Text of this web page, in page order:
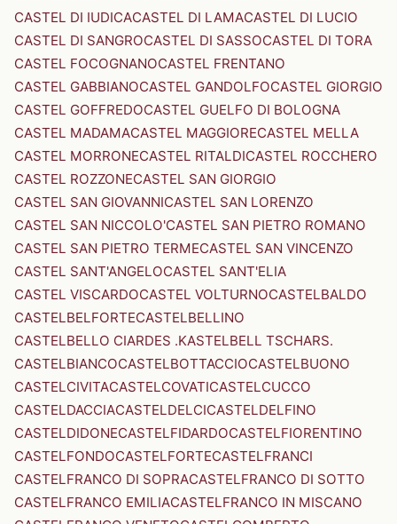
CASTEL DI IUDICACASTEL DI LAMACASTEL DI LUCIO
CASTEL DI SANGROCASTEL DI SASSOCASTEL DI TORA
CASTEL FOCOGNANOCASTEL FRENTANO
CASTEL GABBIANOCASTEL GANDOLFOCASTEL GIORGIO
CASTEL GOFFREDOCASTEL GUELFO DI BOLOGNA
CASTEL MADAMACASTEL MAGGIORECASTEL MELLA
CASTEL MORRONECASTEL RITALDICASTEL ROCCHERO
CASTEL ROZZONECASTEL SAN GIORGIO
CASTEL SAN GIOVANNICASTEL SAN LORENZO
CASTEL SAN NICCOLO'CASTEL SAN PIETRO ROMANO
CASTEL SAN PIETRO TERMECASTEL SAN VINCENZO
CASTEL SANT'ANGELOCASTEL SANT'ELIA
CASTEL VISCARDOCASTEL VOLTURNOCASTELBALDO
CASTELBELFORTECASTELBELLINO
CASTELBELLO CIARDES .KASTELBELL TSCHARS.
CASTELBIANCOCASTELBOTTACCIOCASTELBUONO
CASTELCIVITACASTELCOVATICASTELCUCCO
CASTELDACCIACASTELDELCICASTELDELFINO
CASTELDIDONECASTELFIDARDOCASTELFIORENTINO
CASTELFONDOCASTELFORTECASTELFRANCI
CASTELFRANCO DI SOPRACASTELFRANCO DI SOTTO
CASTELFRANCO EMILIACASTELFRANCO IN MISCANO